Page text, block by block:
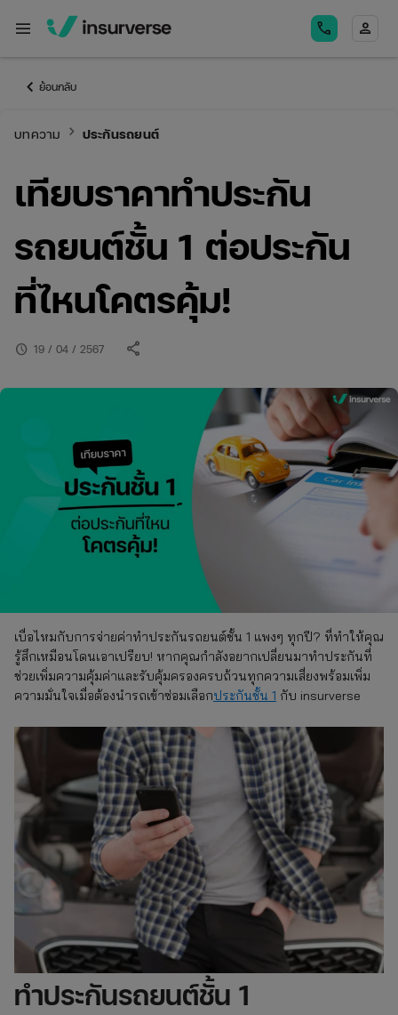
menu call person
keyboard_arrow_left ย้อนกลับ
บทความ keyboard_arrow_right ประกันรถยนต์
เทียบราคาทําประกัน
รถยนต์ชั้น 1 ต่อประกัน
ที่ไหนโคตรคุ้ม!
schedule 19 / 04 / 2567 share
เบื่อไหมกับการจ่ายค่าทําประกันรถยนต์ชั้น 1 แพงๆ ทุกปี? ที่ทำให้คุณ
รู้สึกเหมือนโดนเอาเปรียบ! หากคุณกำลังอยากเปลี่ยนมาทำประกันที่
ช่วยเพิ่มความคุ้มค่าและรับคุ้มครองครบถ้วนทุกความเสี่ยงพร้อมเพิ่ม
ความมั่นใจเมื่อต้องนำรถเข้าซ่อมเลือกประกันชั้น 1 กับ insurverse
ทําประกันรถยนต์ชั้น 1